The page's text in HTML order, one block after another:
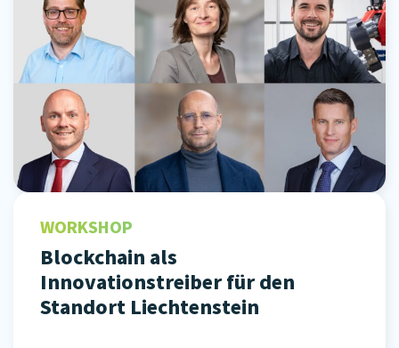
WORKSHOP
Blockchain als
Innovationstreiber für den
Standort Liechtenstein